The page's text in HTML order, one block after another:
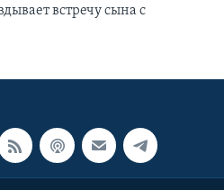
встречу сына с